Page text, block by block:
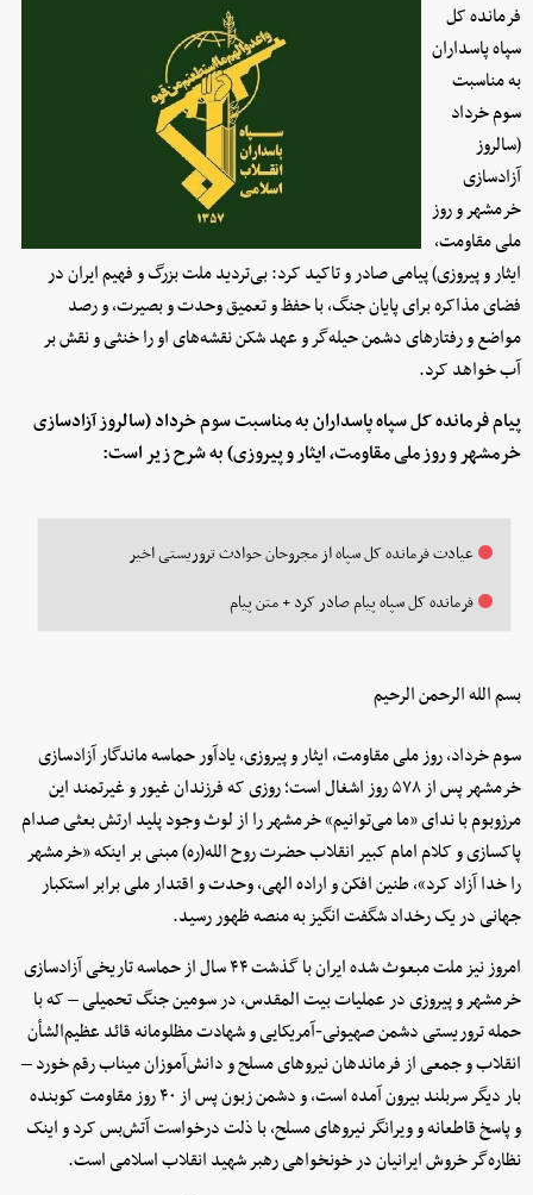
فرمانده کل
سپاه پاسداران
به مناسبت
سوم خرداد
(سالروز
آزادسازی
خرمشهر و روز
ملی مقاومت،
ایثار و پیروزی) پیامی صادر و تاکید کرد: بی‌تردید ملت بزرگ و فهیم ایران در
فضای مذاکره برای پایان جنگ، با حفظ و تعمیق وحدت و بصیرت، و رصد
مواضع و رفتارهای دشمن حیله‌گر و عهد شکن نقشه‌های او را خنثی و نقش بر
آب خواهد کرد.
پیام فرمانده کل سپاه پاسداران به مناسبت سوم خرداد (سالروز آزادسازی
خرمشهر و روز ملی مقاومت، ایثار و پیروزی) به شرح زیر است:
عیادت فرمانده کل سپاه از مجروحان حوادث تروریستی اخیر
فرمانده کل سپاه پیام صادر کرد + متن پیام
بسم الله الرحمن الرحیم
سوم خرداد، روز ملی مقاومت، ایثار و پیروزی، یادآور حماسه ماندگار آزادسازی
خرمشهر پس از ۵۷۸ روز اشغال است؛ روزی که فرزندان غیور و غیرتمند این
مرزوبوم با ندای «ما می‌توانیم» خرمشهر را از لوث وجود پلید ارتش بعثی صدام
پاکسازی و کلام امام کبیر انقلاب حضرت روح الله(ره) مبنی بر اینکه «خرمشهر
را خدا آزاد کرد»، طنین افکن و اراده الهی، وحدت و اقتدار ملی برابر استکبار
جهانی در یک رخداد شگفت انگیز به منصه ظهور رسید.
امروز نیز ملت مبعوث شده ایران با گذشت ۴۴ سال از حماسه تاریخی آزادسازی
خرمشهر و پیروزی در عملیات بیت المقدس، در سومین جنگ تحمیلی – که با
حمله تروریستی دشمن صهیونی‑آمریکایی و شهادت مظلومانه قائد عظیم‌الشأن
انقلاب و جمعی از فرماندهان نیروهای مسلح و دانش‌آموزان میناب رقم خورد –
بار دیگر سربلند بیرون آمده است، و دشمن زبون پس از ۴۰ روز مقاومت کوبنده
و پاسخ قاطعانه و ویرانگر نیروهای مسلح، با ذلت درخواست آتش‌بس کرد و اینک
نظاره‌گر خروش ایرانیان در خونخواهی رهبر شهید انقلاب اسلامی است.